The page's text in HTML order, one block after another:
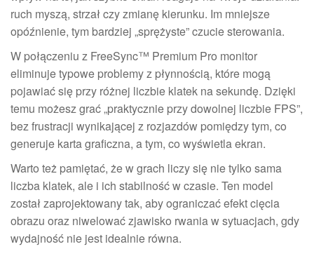
ruch myszą, strzał czy zmianę kierunku. Im mniejsze
opóźnienie, tym bardziej „sprężyste” czucie sterowania.
W połączeniu z FreeSync™ Premium Pro monitor
eliminuje typowe problemy z płynnością, które mogą
pojawiać się przy różnej liczbie klatek na sekundę. Dzięki
temu możesz grać „praktycznie przy dowolnej liczbie FPS”,
bez frustracji wynikającej z rozjazdów pomiędzy tym, co
generuje karta graficzna, a tym, co wyświetla ekran.
Warto też pamiętać, że w grach liczy się nie tylko sama
liczba klatek, ale i ich stabilność w czasie. Ten model
został zaprojektowany tak, aby ograniczać efekt cięcia
obrazu oraz niwelować zjawisko rwania w sytuacjach, gdy
wydajność nie jest idealnie równa.